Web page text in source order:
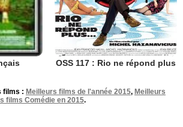
OSS 117 : Rio ne répond plus
films : Meilleurs films de l'année 2015, Meilleurs
films Comédie en 2015.